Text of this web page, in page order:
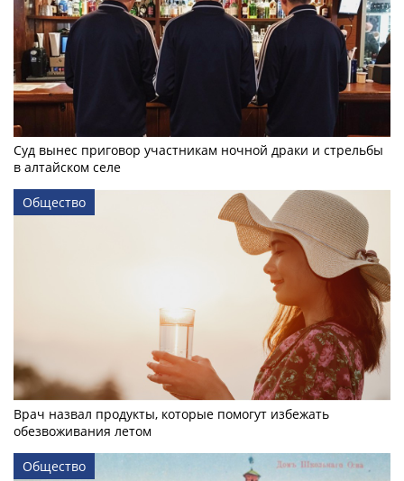
Суд вынес приговор участникам ночной драки и стрельбы
в алтайском селе
Общество
Врач назвал продукты, которые помогут избежать
обезвоживания летом
Общество